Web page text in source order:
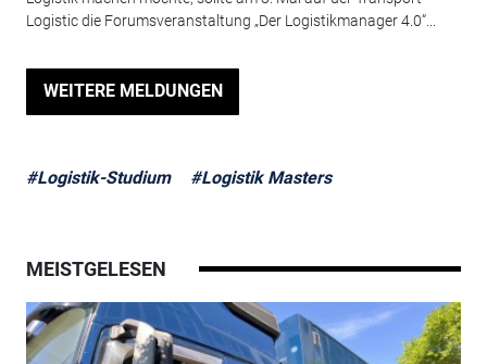
Logistic die Forumsveranstaltung „Der Logistikmanager 4.0“...
WEITERE MELDUNGEN
#Logistik-Studium #Logistik Masters
MEISTGELESEN